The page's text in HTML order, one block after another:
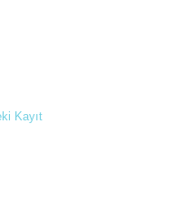
Kayıt